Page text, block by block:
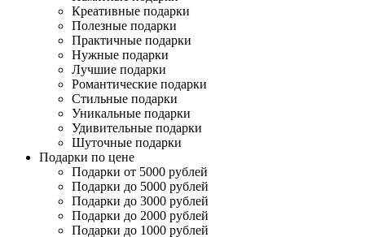
Креативные подарки
Полезные подарки
Практичные подарки
Нужные подарки
Лучшие подарки
Романтические подарки
Стильные подарки
Уникальные подарки
Удивительные подарки
Шуточные подарки
Подарки по цене
Подарки от 5000 рублей
Подарки до 5000 рублей
Подарки до 3000 рублей
Подарки до 2000 рублей
Подарки до 1000 рублей